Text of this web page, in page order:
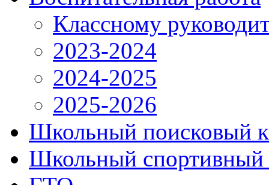
Классному
2023-2024
2024-2025
2025-2026
Школьный поисковый
Школьный спортивный